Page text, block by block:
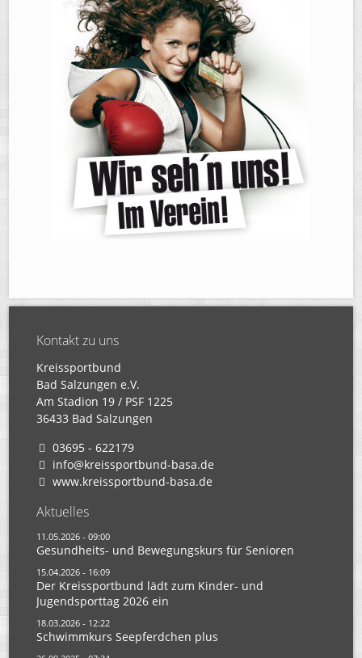
Kontakt zu uns
Kreissportbund
Bad Salzungen e.V.
Am Stadion 19 / PSF 1225
36433 Bad Salzungen
03695 - 622179
info@kreissportbund-basa.de
www.kreissportbund-basa.de
Aktuelles
11.05.2026 - 09:00
Gesundheits- und Bewegungskurs für Senioren
15.04.2026 - 16:09
Der Kreissportbund lädt zum Kinder- und
Jugendsporttag 2026 ein
18.03.2026 - 12:22
Schwimmkurs Seepferdchen plus